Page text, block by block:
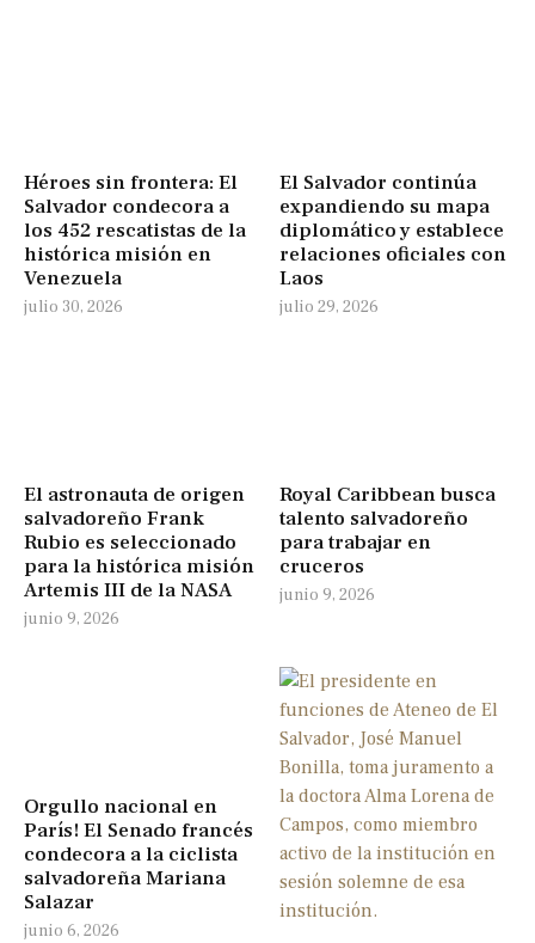
Héroes sin frontera: El
Salvador condecora a
los 452 rescatistas de la
histórica misión en
Venezuela
julio 30, 2026
El Salvador continúa
expandiendo su mapa
diplomático y establece
relaciones oficiales con
Laos
julio 29, 2026
El astronauta de origen
salvadoreño Frank
Rubio es seleccionado
para la histórica misión
Artemis III de la NASA
junio 9, 2026
Royal Caribbean busca
talento salvadoreño
para trabajar en
cruceros
junio 9, 2026
Orgullo nacional en
París! El Senado francés
condecora a la ciclista
salvadoreña Mariana
Salazar
junio 6, 2026